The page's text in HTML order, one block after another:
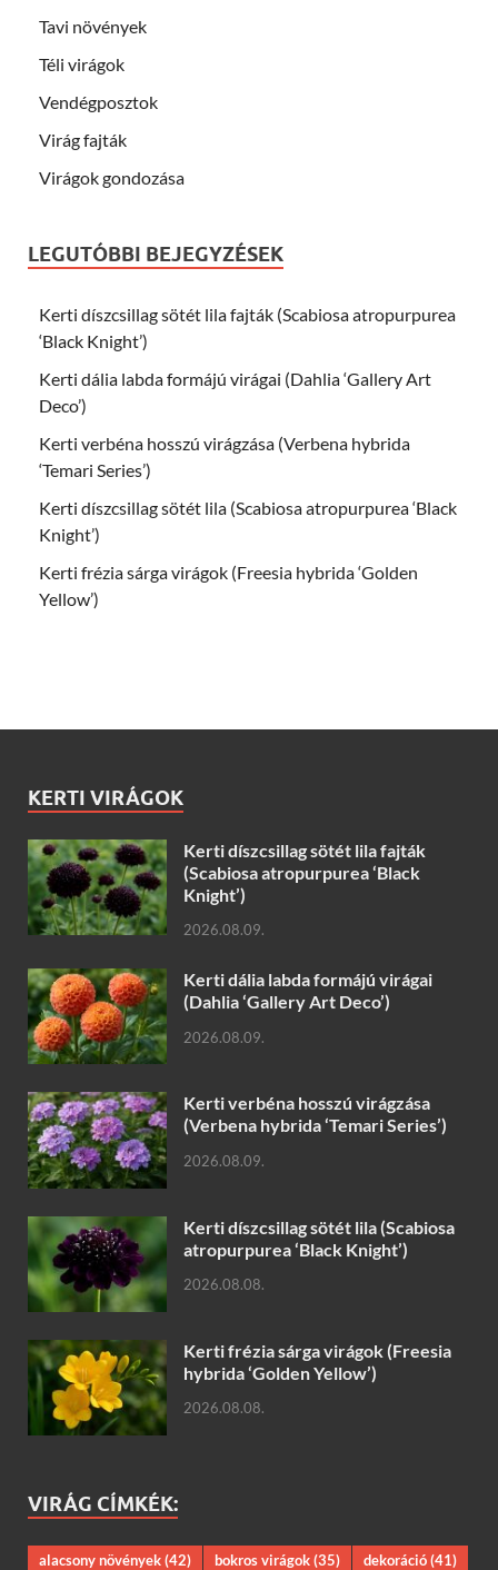
Tavi növények
Téli virágok
Vendégposztok
Virág fajták
Virágok gondozása
LEGUTÓBBI BEJEGYZÉSEK
Kerti díszcsillag sötét lila fajták (Scabiosa atropurpurea
‘Black Knight’)
Kerti dália labda formájú virágai (Dahlia ‘Gallery Art
Deco’)
Kerti verbéna hosszú virágzása (Verbena hybrida
‘Temari Series’)
Kerti díszcsillag sötét lila (Scabiosa atropurpurea ‘Black
Knight’)
Kerti frézia sárga virágok (Freesia hybrida ‘Golden
Yellow’)
KERTI VIRÁGOK
Kerti díszcsillag sötét lila fajták
(Scabiosa atropurpurea ‘Black
Knight’)
2026.08.09.
Kerti dália labda formájú virágai
(Dahlia ‘Gallery Art Deco’)
2026.08.09.
Kerti verbéna hosszú virágzása
(Verbena hybrida ‘Temari Series’)
2026.08.09.
Kerti díszcsillag sötét lila (Scabiosa
atropurpurea ‘Black Knight’)
2026.08.08.
Kerti frézia sárga virágok (Freesia
hybrida ‘Golden Yellow’)
2026.08.08.
VIRÁG CÍMKÉK:
alacsony növények(42) bokros virágok(35) dekoráció(41)